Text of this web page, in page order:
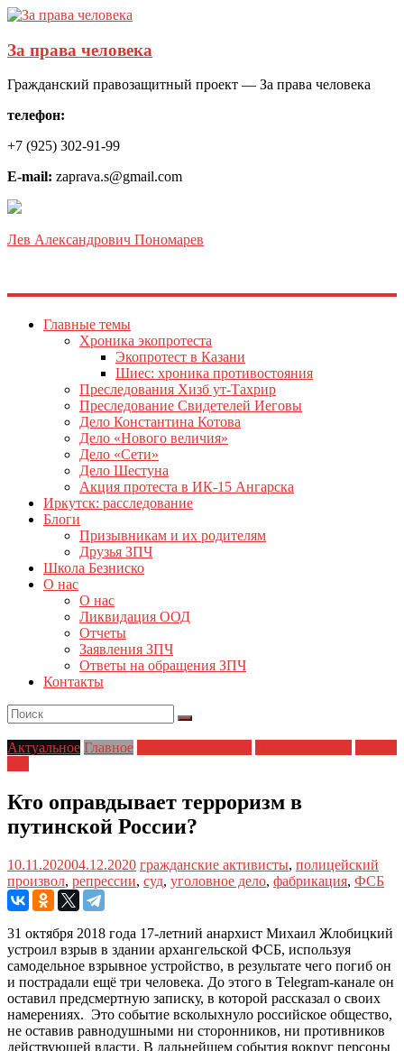
За права человека
Гражданский правозащитный проект — За права человека
телефон:
+7 (925) 302-91-99
E-mail: zaprava.s@gmail.com
Лев Александрович Пономарев
Главные темы
Хроника экопротеста
Экопротест в Казани
Шиес: хроника противостояния
Преследования Хизб ут-Тахрир
Преследование Свидетелей Иеговы
Дело Константина Котова
Дело «Нового величия»
Дело «Сети»
Дело Шестуна
Акция протеста в ИК-15 Ангарска
Иркутск: расследование
Блоги
Призывникам и их родителям
Друзья ЗПЧ
Школа Безниско
О нас
О нас
Ликвидация ООД
Отчеты
Заявления ЗПЧ
Ответы на обращения ЗПЧ
Контакты
Актуальное Главное
Кто оправдывает терроризм в
путинской России?
10.11.202004.12.2020 гражданские активисты, полицейский
произвол, репрессии, суд, уголовное дело, фабрикация, ФСБ
31 октября 2018 года 17-летний анархист Михаил Жлобицкий
устроил взрыв в здании архангельской ФСБ, используя
самодельное взрывное устройство, в результате чего погиб он
и пострадали ещё три человека. До этого в Telegram-канале он
оставил предсмертную записку, в которой рассказал о своих
намерениях. Это событие всколыхнуло российское общество,
не оставив равнодушными ни сторонников, ни противников
действующей власти. В дальнейшем события вокруг персоны